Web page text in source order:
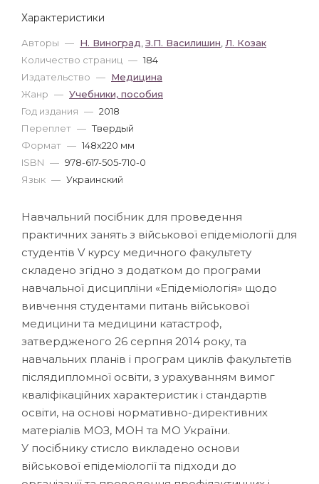
Характеристики
Авторы — Н. Виноград З.П. Василишин Л. Козак
Количество страниц — 184
Издательство — Медицина
Жанр — Учебники, пособия
Год издания — 2018
Переплет — Твердый
Формат — 148x220 мм
ISBN — 978-617-505-710-0
Язык — Украинский
Навчальний посібник для проведення
практичних занять з військової епідеміології для
студентів V курсу медичного факультету
складено згідно з додатком до програми
навчальної дисципліни «Епідеміологія» щодо
вивчення студентами питань військової
медицини та медицини катастроф,
затвердженого 26 серпня 2014 року, та
навчальних планів і програм циклів факультетів
післядипломної освіти, з урахуванням вимог
кваліфікаційних характеристик і стандартів
освіти, на основі нормативно-директивних
матеріалів МОЗ, МОН та МО України.
У посібнику стисло викладено основи
військової епідеміології та підходи до